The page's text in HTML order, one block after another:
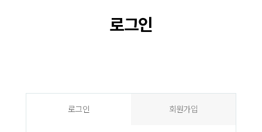
로그인
로그인 회원가입